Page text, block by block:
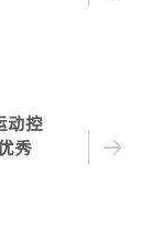
动控
秀